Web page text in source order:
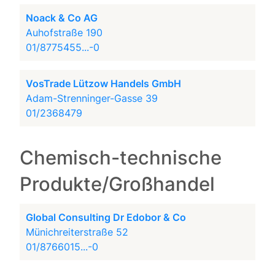
Noack & Co AG
Auhofstraße 190
01/8775455...-0
VosTrade Lützow Handels GmbH
Adam-Strenninger-Gasse 39
01/2368479
Chemisch-technische
Produkte/Großhandel
Global Consulting Dr Edobor & Co
Münichreiterstraße 52
01/8766015...-0